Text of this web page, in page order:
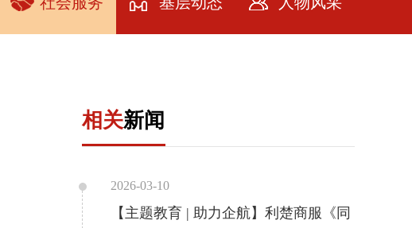
服务社会相关新闻
2026-03-10
【主题教育 | 助力企航】利楚商服《同